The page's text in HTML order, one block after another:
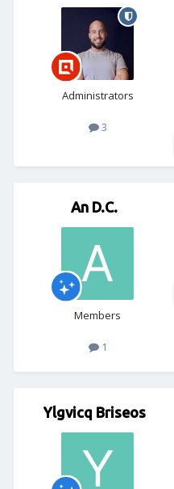
Administrators
3
An D.C.
Members
1
Ylgvicq Briseos